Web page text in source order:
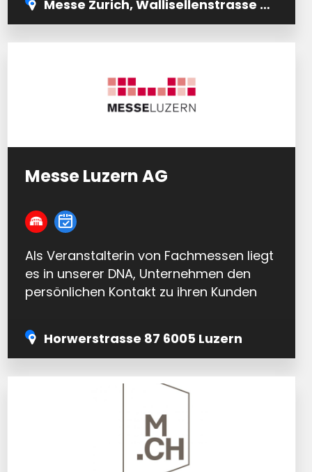
den…Messe Zurich, Wallisellenstrasse 49 8050 Zürich
Messe Luzern AG
Als Veranstalterin von Fachmessen liegt
es in unserer DNA, Unternehmen den
persönlichen Kontakt zu ihren Kunden
neuartigen Konzept unterstützen…
Horwerstrasse 87 6005 Luzern